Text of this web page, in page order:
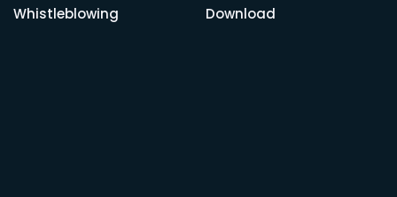
Whistleblowing Download